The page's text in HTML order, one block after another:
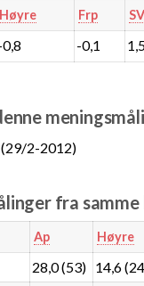
Høyre Frp SV
-0,1
(29/2-2012)
fra
Ap Høyre
28,0 (53) 14,6